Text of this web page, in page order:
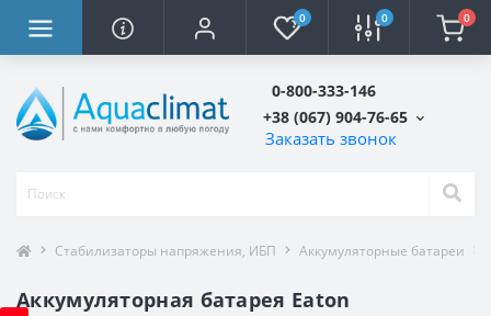
0 0 0
0-800-333-146
+38 (067) 904-76-65
Заказать звонок
Стабилизаторы напряжения, ИБП Аккумуляторные батареи
Аккумуляторная батарея Eaton